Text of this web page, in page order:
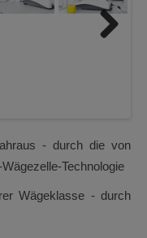
- durch die von
Technologie
Wägeklasse - durch